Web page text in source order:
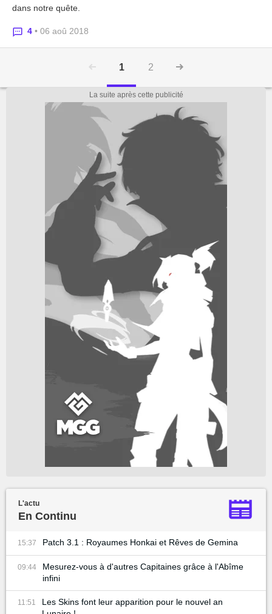
dans notre quête.
4 • 06 aoû 2018
1 2
L'actu
En Continu
15:37 Patch 3.1 : Royaumes Honkai et Rêves de Gemina
09:44
Mesurez-vous à d'autres Capitaines grâce à l'Abîme
infini
11:51
Les Skins font leur apparition pour le nouvel an